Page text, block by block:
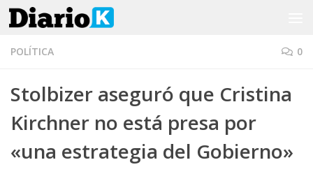
Saltar al contenido
POLÍTICA 0
Stolbizer aseguró que Cristina
Kirchner no está presa por
«una estrategia del Gobierno»